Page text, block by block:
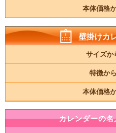
本体価格
壁掛けカ
サイズか
特徴か
本体価格
カレンダーの